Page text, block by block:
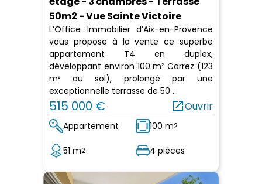
50m2 - Vue Sainte Victoire
L’Office Immobilier d’Aix-en-Provence
vous propose à la vente ce superbe
appartement T4 en duplex,
développant environ 100 m² Carrez (123
m² au sol), prolongé par une
exceptionnelle terrasse de 50 ...
515 000 € open_in_newOuvrir
Appartement 100 m2
51 m2 4 pièces